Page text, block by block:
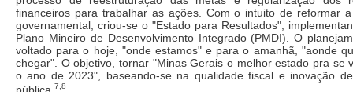
financeiros para trabalhar as ações. Com o intuito de reformar
governamental, criou-se o "Estado para Resultados",
Plano Mineiro de Desenvolvimento Integrado (PMDI). O
voltado para o hoje, "onde estamos" e para o amanhã, "aonde
chegar". O objetivo, tornar "Minas Gerais o melhor estado pra se
o ano de 2023", baseando-se na qualidade fiscal e inovação
pública. 7,8